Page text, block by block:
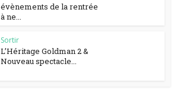
évènements de la rentrée
à ne...
Sortir
L’Héritage Goldman 2 &
Nouveau spectacle...